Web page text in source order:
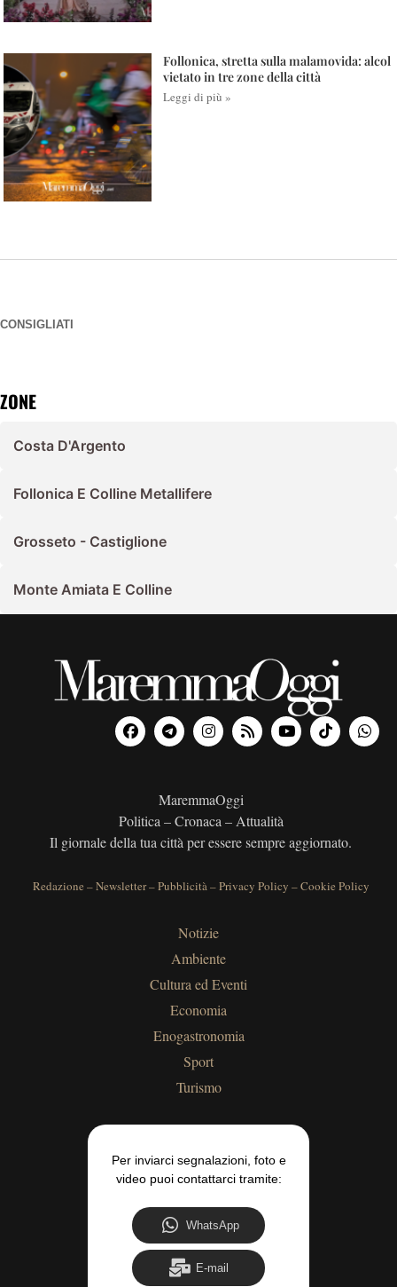
Follonica, stretta sulla malamovida: alcol
vietato in tre zone della città
Leggi di più »
CONSIGLIATI
ZONE
Costa D'Argento
Follonica E Colline Metallifere
Grosseto - Castiglione
Monte Amiata E Colline
MaremmaOggi
Politica – Cronaca – Attualità
Il giornale della tua città per essere sempre aggiornato.
Redazione –Newsletter–Pubblicità–Privacy Policy –Cookie Policy
Notizie
Ambiente
Cultura ed Eventi
Economia
Enogastronomia
Sport
Turismo
Per inviarci segnalazioni, foto e
video puoi contattarci tramite:
WhatsApp
E-mail